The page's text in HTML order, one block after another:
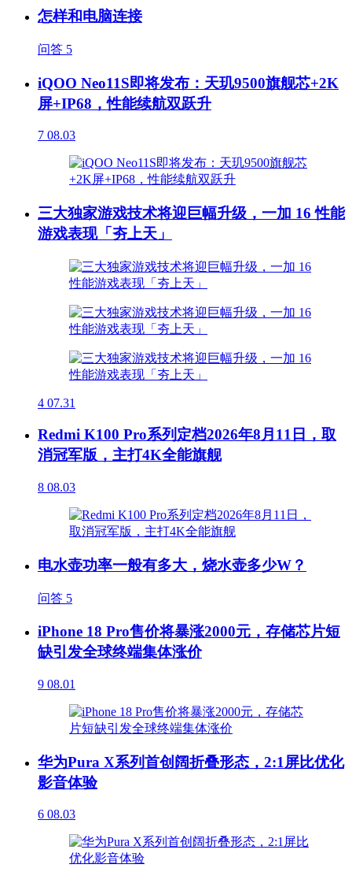
怎样和电脑连接
问答 5
iQOO Neo11S即将发布：天玑9500旗舰芯+2K
屏+IP68，性能续航双跃升
7 08.03
三大独家游戏技术将迎巨幅升级，一加 16 性能
游戏表现「夯上天」
4 07.31
Redmi K100 Pro系列定档2026年8月11日，取
消冠军版，主打4K全能旗舰
8 08.03
电水壶功率一般有多大，烧水壶多少W？
问答 5
iPhone 18 Pro售价将暴涨2000元，存储芯片短
缺引发全球终端集体涨价
9 08.01
华为Pura X系列首创阔折叠形态，2:1屏比优化
影音体验
6 08.03